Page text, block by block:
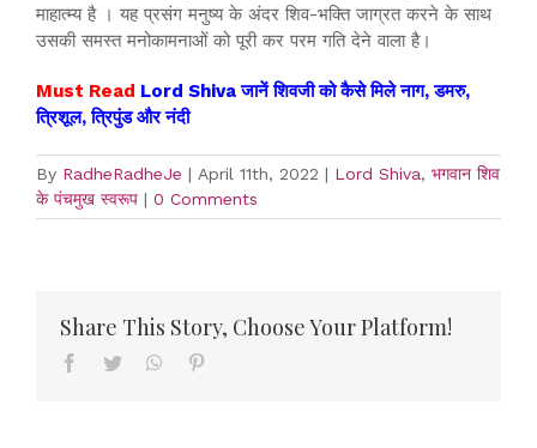
माहात्म्य है । यह प्रसंग मनुष्य के अंदर शिव-भक्ति जाग्रत करने के साथ
उसकी समस्त मनोकामनाओं को पूरी कर परम गति देने वाला है।
Must Read Lord Shiva जानें शिवजी को कैसे मिले नाग, डमरु,
त्रिशूल, त्रिपुंड और नंदी
By RadheRadheJe | April 11th, 2022 | Lord Shiva, भगवान शिव
के पंचमुख स्वरूप | 0 Comments
Share This Story, Choose Your Platform!
Facebook
Twitter WhatsApp